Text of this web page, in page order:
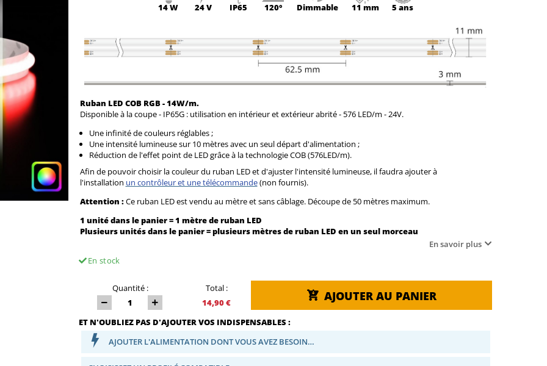
14 W 24 V IP65 120° Dimmable 11 mm 5 ans
Ruban LED COB RGB - 14W/m.
Disponible à la coupe- IP65G : utilisation en intérieur et extérieur abrité - 576 LED/m - 24V.
Une infinité de couleurs réglables ;
Une intensité lumineuse sur 10 mètres avec un seul départ d'alimentation ;
Réduction de l'effet point de LED grâce à la technologie COB (576LED/m).
Afin de pouvoir choisir la couleur du ruban LED et d'ajuster l'intensité lumineuse, il faudra ajouter à
l'installation un contrôleur et une télécommande(non fournis).
Attention :Ce ruban LED est vendu au mètre et sans câblage. Découpe de 50 mètres maximum.
1 unité dans le panier = 1 mètre de ruban LED
Plusieurs unités dans le panier = plusieurs mètres de ruban LED en un seul morceau
En savoir plus
En stock
Quantité :
Total :
14,90 €
AJOUTER AU PANIER
ET N'OUBLIEZ PAS D'AJOUTER VOS INDISPENSABLES :
AJOUTER L'ALIMENTATION DONT VOUS AVEZ BESOIN…